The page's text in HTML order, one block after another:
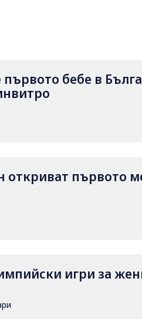
първото бебе в
откриват първото
игри за